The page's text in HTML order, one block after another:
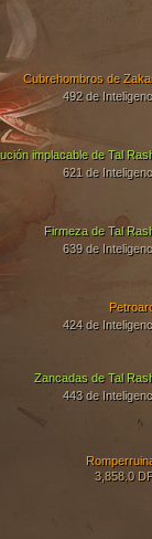
implacable de Tal
621 de
Firmeza de Tal
639 de
Cubrehombros de
492 de
Zancadas de Tal
443 de
3,858.0
424 de